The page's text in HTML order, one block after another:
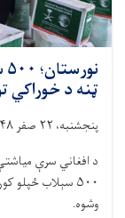
ټنه د خوراکي
پنجشنبه، ۲۲ صفر ۱۴۴۸
د افغاني سرې
وشوه.